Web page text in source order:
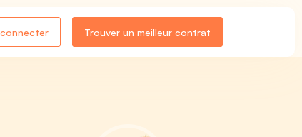
Trouver un meilleur contrat